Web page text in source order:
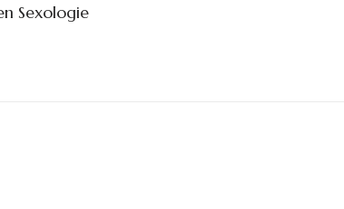
Sexologie